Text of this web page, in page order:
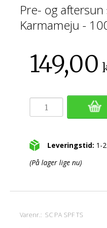
Pre- og
Karmameju -
149,00
Leveringstid: 1-
(På lager lige nu)
Varenr.: SC PA SPF TS